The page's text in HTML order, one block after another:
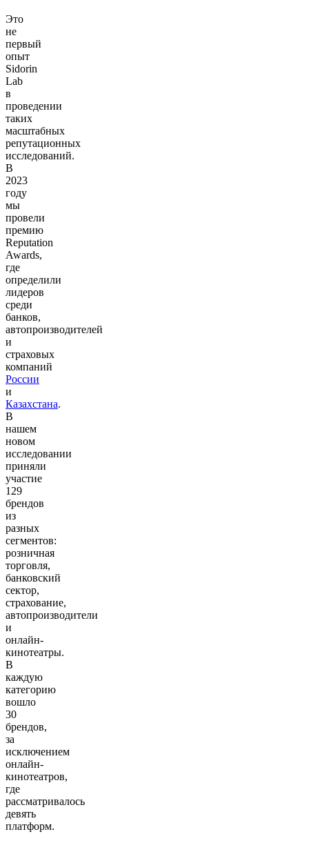
Это
не
первый
опыт
Sidorin
Lab
в
проведении
таких
масштабных
репутационных
исследований.
В
2023
году
мы
провели
премию
Reputation
Awards,
где
определили
лидеров
среди
банков,
автопроизводителей
и
страховых
компаний
России
и
Казахстана.
В
нашем
новом
исследовании
приняли
участие
129
брендов
из
разных
сегментов:
розничная
торговля,
банковский
сектор,
страхование,
автопроизводители
и
онлайн-
кинотеатры.
В
каждую
категорию
вошло
30
брендов,
за
исключением
онлайн-
кинотеатров,
где
рассматривалось
девять
платформ.